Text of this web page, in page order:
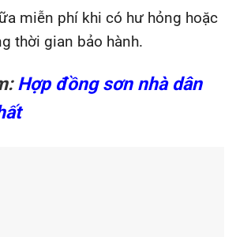
miễn phí khi có hư hỏng hoặc
thời gian bảo hành.
Hợp đồng sơn nhà dân